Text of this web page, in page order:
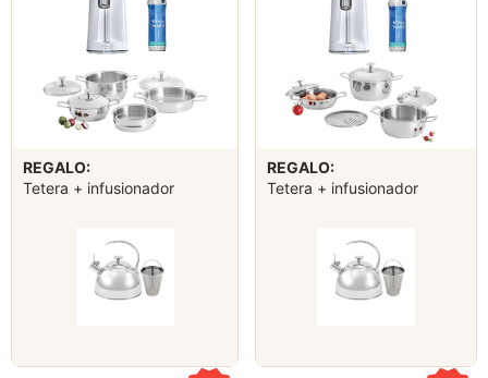
REGALO:
Tetera + infusionador
REGALO:
Tetera + infusionador